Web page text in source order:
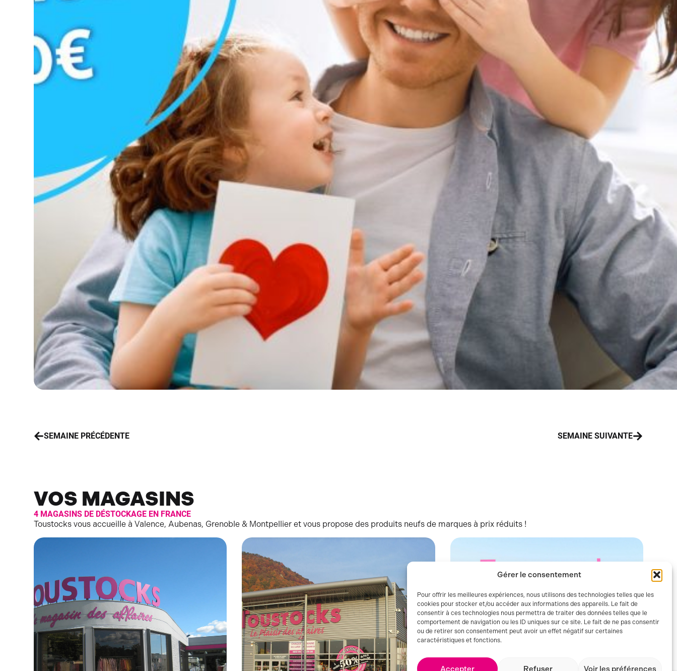
Gérer le consentement
Pour offrir les meilleures expériences, nous utilisons des technologies telles que les
cookies pour stocker et/ou accéder aux informations des appareils. Le fait de
consentir à ces technologies nous permettra de traiter des données telles que le
comportement de navigation ou les ID uniques sur ce site. Le fait de ne pas consentir
ou de retirer son consentement peut avoir un effet négatif sur certaines
caractéristiques et fonctions.
Accepter Refuser Voir les préférences
SEMAINE PRÉCÉDENTE SEMAINE SUIVANTE
VOS MAGASINS
4 MAGASINS DE DÉSTOCKAGE EN FRANCE
Toustocks vous accueille à Valence, Aubenas, Grenoble & Montpellier et vous propose des produits neufs de marques à prix réduits !